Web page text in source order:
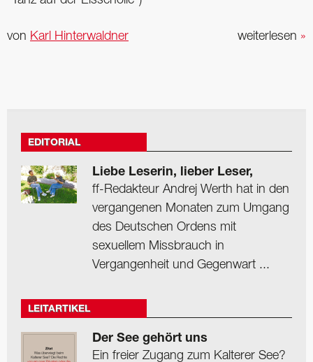
weiterlesen »
von Karl Hinterwaldner
EDITORIAL
Liebe Leserin, lieber Leser,
ff-Redakteur Andrej Werth hat in den
vergangenen Monaten zum Umgang
des Deutschen Ordens mit
sexuellem Missbrauch in
Vergangenheit und Gegenwart ...
LEITARTIKEL
Der See gehört uns
Ein freier Zugang zum Kalterer See?